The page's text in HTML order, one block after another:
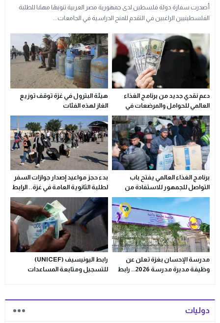
أصدرت سفارة دولة فلسطين لدى جمهورية مصر العربية تنويهًا مهمًا للطلبة
الفلسطينيين الراغبين في التقدم للمنح الدراسية في الجامعات...
دعم نقدي جديد من برنامج الغذاء
العالمي للحوامل والمرضعات في
غزة.. رابط التسجيل الرسمي
هيئة البترول في غزة توقف توزيع
الغاز لهذه الفئات
برنامج الغذاء العالمي يفتح باب
التواصل للجمهور للاستفادة من
المساعدات
بدء حجز مواعيد إصدار جوازات السفر
لطلبة الثانوية العامة في غزة.. الرابط
والخطوات
مدرسة الإحسان بغزة تعلن عن
وظيفة مديرة مدرسة 2026.. رابط
رابط اليونيسيف (UNICEF)
للتسجيل ومتابعة المساعدات
دوليات